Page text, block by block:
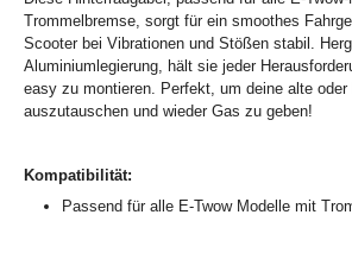
Trommelbremse, sorgt für ein smoothes
Scooter bei Vibrationen und Stößen stabil.
Aluminiumlegierung, hält sie jeder
easy zu montieren. Perfekt, um deine alte oder
auszutauschen und wieder Gas zu geben!
Kompatibilität:
Passend für alle E-Twow Modelle mit